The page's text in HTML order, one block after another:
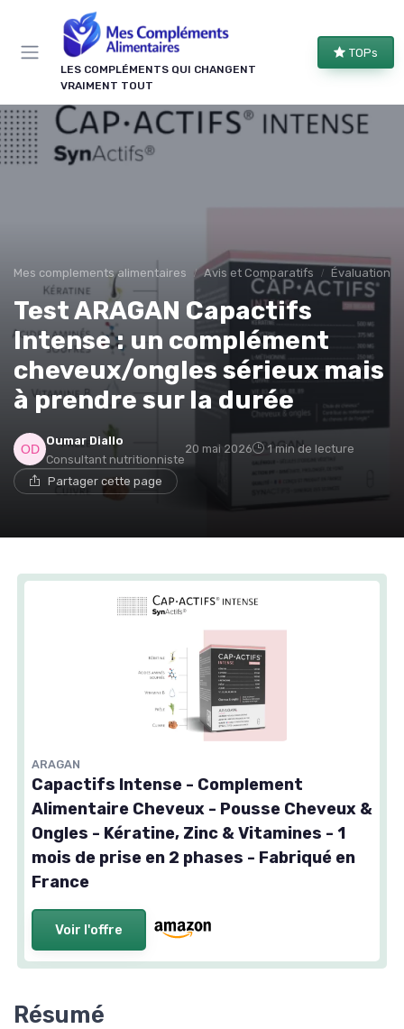
LES COMPLÉMENTS QUI CHANGENT
VRAIMENT TOUT
TOPs
Mes complements alimentaires Avis et Comparatifs Évaluations
Test ARAGAN Capactifs
Intense : un complément
cheveux/ongles sérieux mais
à prendre sur la durée
Oumar Diallo
Consultant nutritionniste
20 mai 2026 1 min de lecture
Partager cette page
ARAGAN
Capactifs Intense - Complement
Alimentaire Cheveux - Pousse Cheveux &
Ongles - Kératine, Zinc & Vitamines - 1
mois de prise en 2 phases - Fabriqué en
France
Voir l'offre
Résumé
Panneau de gestion des cookies